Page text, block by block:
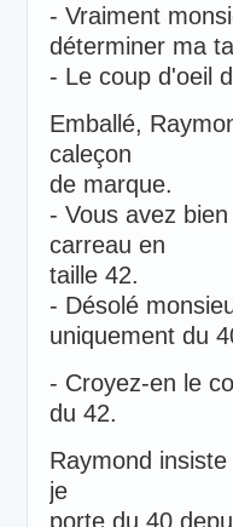
- Vraiment
déterminer ma
- Le coup d'oeil
Emballé,
caleçon
de marque.
- Vous avez
carreau en
taille 42.
- Désolé
uniquement du
- Croyez-en le
du 42.
Raymond
je
porte du 40